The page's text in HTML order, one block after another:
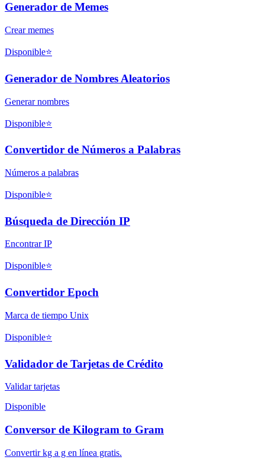
Generador de Memes
Crear memes
Disponible⭐
Generador de Nombres Aleatorios
Generar nombres
Disponible⭐
Convertidor de Números a Palabras
Números a palabras
Disponible⭐
Búsqueda de Dirección IP
Encontrar IP
Disponible⭐
Convertidor Epoch
Marca de tiempo Unix
Disponible⭐
Validador de Tarjetas de Crédito
Validar tarjetas
Disponible
Conversor de Kilogram to Gram
Convertir kg a g en línea gratis.